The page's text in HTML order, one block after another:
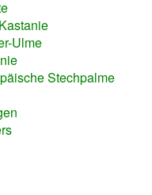
Ulme
Stechpalme